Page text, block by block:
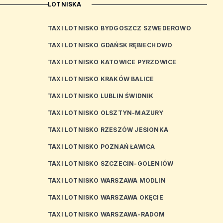
LOTNISKA
TAXI LOTNISKO BYDGOSZCZ SZWEDEROWO
TAXI LOTNISKO GDAŃSK RĘBIECHOWO
TAXI LOTNISKO KATOWICE PYRZOWICE
TAXI LOTNISKO KRAKÓW BALICE
TAXI LOTNISKO LUBLIN ŚWIDNIK
TAXI LOTNISKO OLSZTYN-MAZURY
TAXI LOTNISKO RZESZÓW JESIONKA
TAXI LOTNISKO POZNAŃ ŁAWICA
TAXI LOTNISKO SZCZECIN-GOLENIÓW
TAXI LOTNISKO WARSZAWA MODLIN
TAXI LOTNISKO WARSZAWA OKĘCIE
TAXI LOTNISKO WARSZAWA-RADOM